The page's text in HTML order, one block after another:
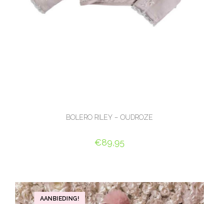
BOLERO RILEY – OUDROZE
€89,95
AANBIEDING!